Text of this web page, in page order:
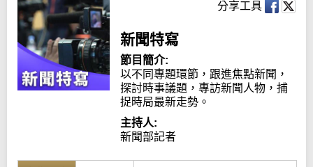
分享工具
新聞特寫
節目簡介:
以不同專題環節，跟進焦點新聞，
探討時事議題，專訪新聞人物，捕
捉時局最新走勢。
主持人:
新聞部記者